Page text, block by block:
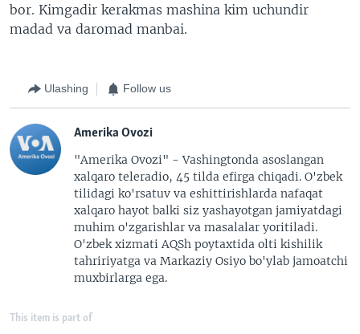
bor. Kimgadir kerakmas mashina kim uchundir
madad va daromad manbai.
Ulashing Follow us
Amerika Ovozi
"Amerika Ovozi" - Vashingtonda asoslangan
xalqaro teleradio, 45 tilda efirga chiqadi. O'zbek
tilidagi ko'rsatuv va eshittirishlarda nafaqat
xalqaro hayot balki siz yashayotgan jamiyatdagi
muhim o'zgarishlar va masalalar yoritiladi.
O'zbek xizmati AQSh poytaxtida olti kishilik
tahririyatga va Markaziy Osiyo bo'ylab jamoatchi
muxbirlarga ega.
This item is part of